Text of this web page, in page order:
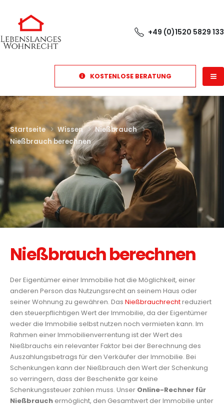
+49 (0)1520 5829 133
KOSTENLOSE BERATUNG
Startseite Wissen
Nießbrauch
Nießbrauch berechnen
Nießbrauch berechnen
Der Eigentümer einer Immobilie hat die Möglichkeit, einer
anderen Person das Nutzungsrecht an seinem Haus oder
seiner Wohnung zu gewähren. Das Nießbrauchrechtreduziert
den steuerpflichtigen Wert der Immobilie, da der Eigentümer
weder die Immobilie selbst nutzen noch vermieten kann. Im
Rahmen einer Immobilienverrentung ist der Wert des
Nießbrauchs ein relevanter Faktor bei der Berechnung des
Auszahlungsbetrags für den Verkäufer der Immobilie. Bei
Schenkungen kann der Nießbrauch den Wert der Schenkung
so verringern, dass der Beschenkte gar keine
Schenkungssteuer zahlen muss. Unser Online-Rechner für
Nießbrauch ermöglicht, den Gesamtwert der Immobilie unter